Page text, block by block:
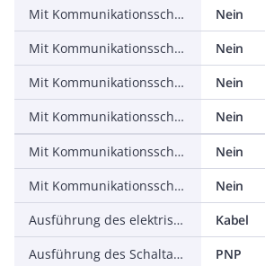
Mit Kommunikationsschnittstelle PROFIBUS
Nein
Mit Kommunikationsschnittstelle RS-232
Nein
Mit Kommunikationsschnittstelle RS-422
Nein
Mit Kommunikationsschnittstelle RS-485
Nein
Mit Kommunikationsschnittstelle SSD
Nein
Mit Kommunikationsschnittstelle SSI
Nein
Ausführung des elektrischen Anschlusses
Kabel
Ausführung des Schaltausgangs
PNP